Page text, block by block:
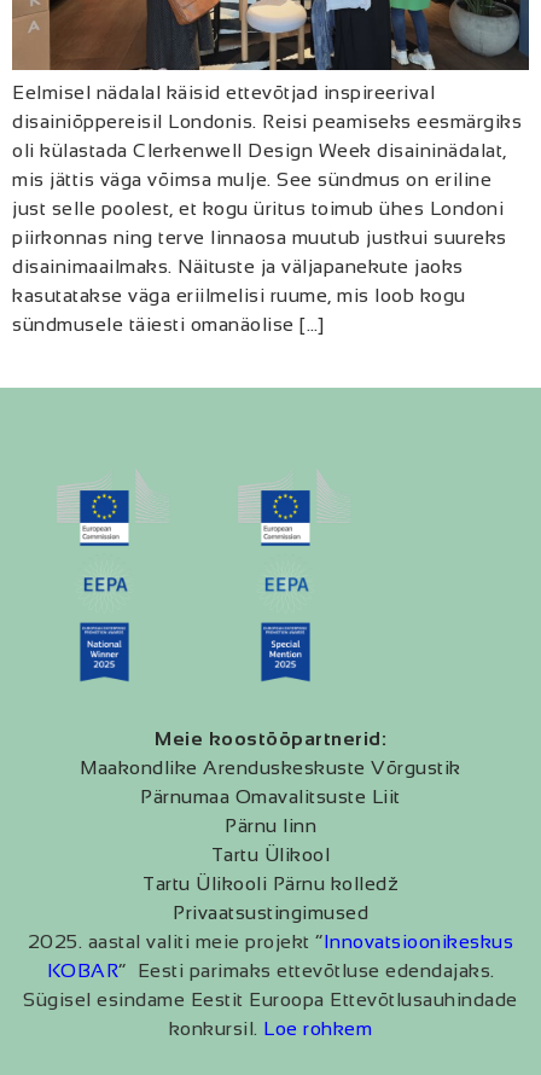
Eelmisel nädalal käisid ettevõtjad inspireerival
disainiõppereisil Londonis. Reisi peamiseks eesmärgiks
oli külastada Clerkenwell Design Week disaininädalat,
mis jättis väga võimsa mulje. See sündmus on eriline
just selle poolest, et kogu üritus toimub ühes Londoni
piirkonnas ning terve linnaosa muutub justkui suureks
disainimaailmaks. Näituste ja väljapanekute jaoks
kasutatakse väga eriilmelisi ruume, mis loob kogu
sündmusele täiesti omanäolise […]
Meie koostööpartnerid:
Maakondlike Arenduskeskuste Võrgustik
Pärnumaa Omavalitsuste Liit
Pärnu linn
Tartu Ülikool
Tartu Ülikooli Pärnu kolledž
Privaatsustingimused
2025. aastal valiti meie projekt “ Innovatsioonikeskus
KOBAR” Eesti parimaks ettevõtluse edendajaks.
Sügisel esindame Eestit Euroopa Ettevõtlusauhindade
konkursil. Loe rohkem